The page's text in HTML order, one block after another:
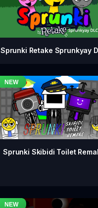
Sprunki Retake Sprunkyay
Sprunki Skibidi Toilet